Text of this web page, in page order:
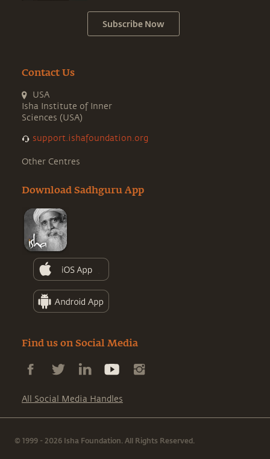
Subscribe Now
Contact Us
USA
Isha Institute of Inner
Sciences (USA)
support.ishafoundation.org
Other Centres
Download Sadhguru App
Find us on Social Media
All Social Media Handles
© 1999 - 2026 Isha Foundation. All Rights Reserved.